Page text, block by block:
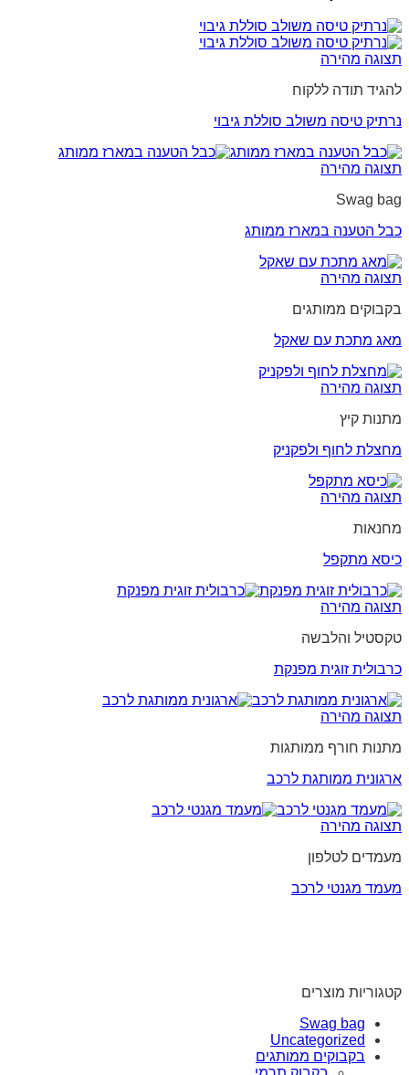
תצוגה מהירה
להגיד תודה ללקוח
נרתיק טיסה משולב סוללת גיבוי
תצוגה מהירה
Swag bag
כבל הטענה במארז ממותג
תצוגה מהירה
בקבוקים ממותגים
מאג מתכת עם שאקל
תצוגה מהירה
מתנות קיץ
מחצלת לחוף ולפקניק
תצוגה מהירה
מחנאות
כיסא מתקפל
תצוגה מהירה
טקסטיל והלבשה
כרבולית זוגית מפנקת
תצוגה מהירה
מתנות חורף ממותגות
ארגונית ממותגת לרכב
תצוגה מהירה
מעמדים לטלפון
מעמד מגנטי לרכב
קטגוריות מוצרים
Swag bag
Uncategorized
בקבוקים ממותגים